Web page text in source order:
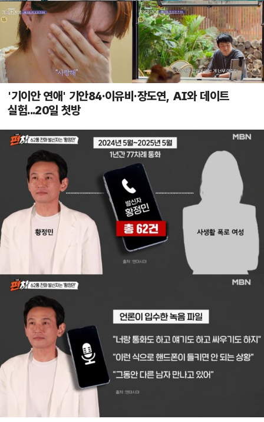
'기이안 연애' 기안84·이유비·장도연, AI와 데이트
실험...20일 첫방